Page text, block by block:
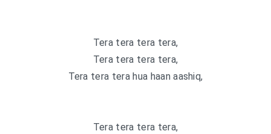
Tera tera tera tera,
Tera tera tera tera,
Tera tera tera hua haan aashiq,
Tera tera tera tera,